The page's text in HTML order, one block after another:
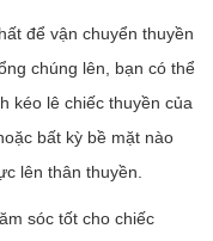
để vận chuyển thuyền
chúng lên, bạn có thể
kéo lê chiếc thuyền của
bất kỳ bề mặt nào
lên thân thuyền.
sóc tốt cho chiếc